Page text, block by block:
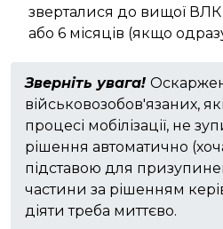
зверталися до вищої ВЛК
або 6 місяців (якщо
Зверніть увага!
військовозобов'язаних,
процесі мобілізації, не
рішення автоматично
підставою для
частини за рішенням
діяти треба миттєво.